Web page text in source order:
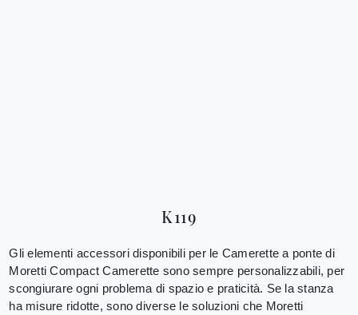
K119
Gli elementi accessori disponibili per le Camerette a ponte di
Moretti Compact Camerette sono sempre personalizzabili, per
scongiurare ogni problema di spazio e praticità. Se la stanza
ha misure ridotte, sono diverse le soluzioni che Moretti